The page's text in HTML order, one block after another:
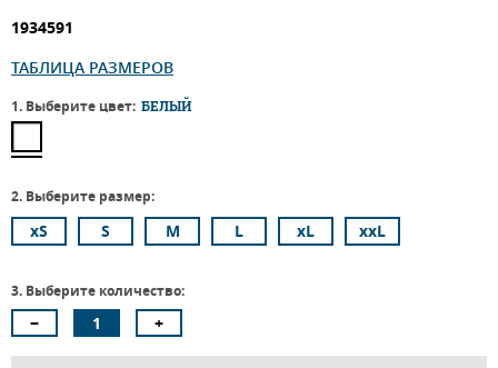
1934591
ТАБЛИЦА РАЗМЕРОВ
1. Выберите цвет: БЕЛЫЙ
2. Выберите размер:
xS S M L xL xxL
3. Выберите количество: